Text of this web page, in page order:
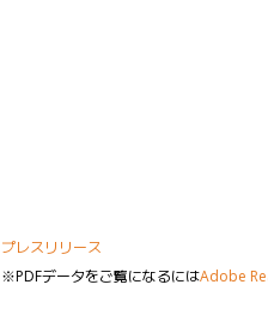
プレスリリース
※PDFデータをご覧になるにはAdobe